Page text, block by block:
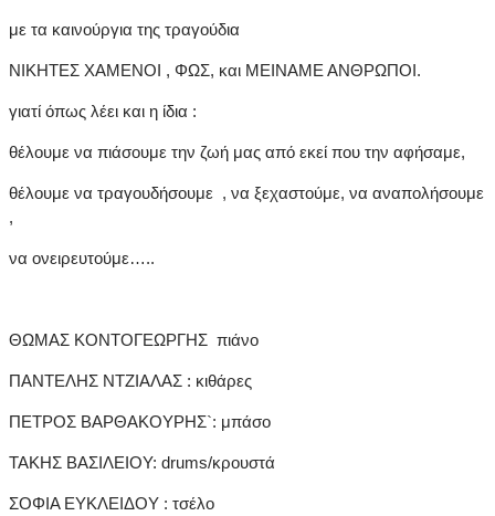
με τα καινούργια της τραγούδια
ΝΙΚΗΤΕΣ ΧΑΜΕΝΟΙ , ΦΩΣ, και ΜΕΙΝΑΜΕ ΑΝΘΡΩΠΟΙ.
γιατί όπως λέει και η ίδια :
θέλουμε να πιάσουμε την ζωή μας από εκεί που την αφήσαμε,
θέλουμε να τραγουδήσουμε , να ξεχαστούμε, να αναπολήσουμε
,
να ονειρευτούμε…..
ΘΩΜΑΣ ΚΟΝΤΟΓΕΩΡΓΗΣ πιάνο
ΠΑΝΤΕΛΗΣ ΝΤΖΙΑΛΑΣ : κιθάρες
ΠΕΤΡΟΣ ΒΑΡΘΑΚΟΥΡΗΣ`: μπάσο
ΤΑΚΗΣ ΒΑΣΙΛΕΙΟΥ: drums/κρουστά
ΣΟΦΙΑ ΕΥΚΛΕΙΔΟΥ : τσέλο